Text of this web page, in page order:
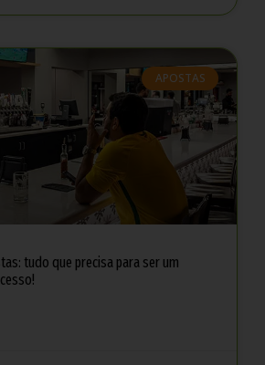
APOSTAS
tudo que precisa para ser um